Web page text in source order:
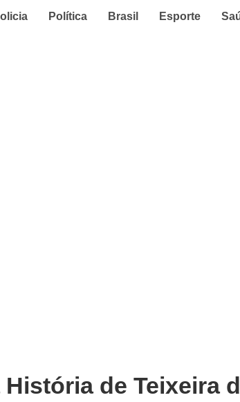
Política Brasil Esporte
de Teixeira